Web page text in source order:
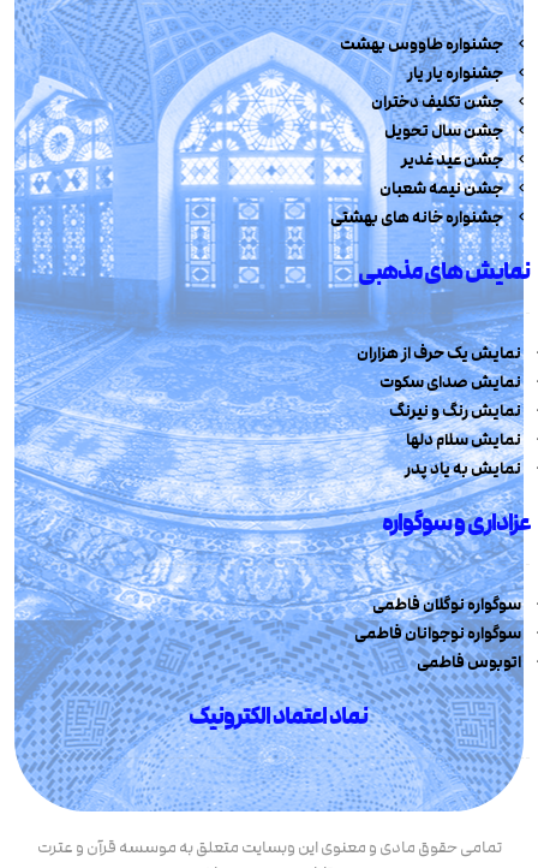
جشنواره طاووس بهشت
جشنواره یار یار
جشن تکلیف دختران
جشن سال تحویل
جشن عید غدیر
جشن نیمه شعبان
جشنواره خانه های بهشتی
نمایش های مذهبی
نمایش یک حرف از هزاران
نمایش صدای سکوت
نمایش رنگ و نیرنگ
نمایش سلام دلها
نمایش به یاد پدر
عزاداری و سوگواره
سوگواره نوگلان فاطمی
سوگواره نوجوانان فاطمی
اتوبوس فاطمی
نماد اعتماد الکترونیک
تمامی حقوق مادی و معنوی این وبسایت متعلق به موسسه قرآن و عترت